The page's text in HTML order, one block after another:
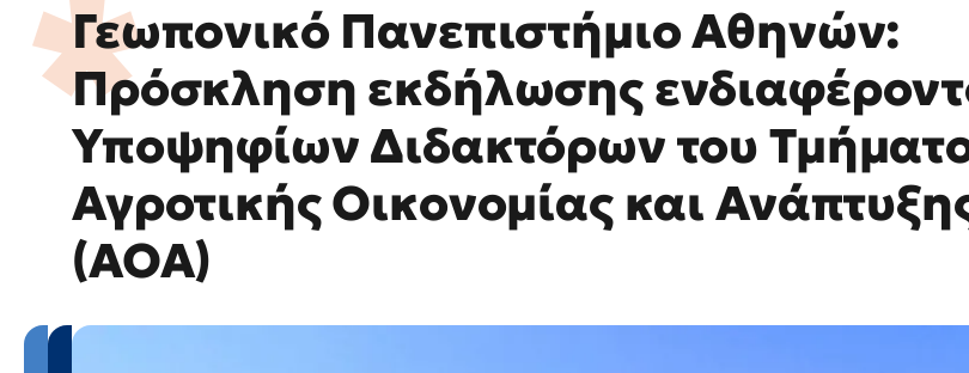
Γεωπονικό Πανεπιστήμιο Αθηνών:
Πρόσκληση εκδήλωσης
Υποψηφίων Διδακτόρων του
Αγροτικής Οικονομίας και
(ΑΟΑ)